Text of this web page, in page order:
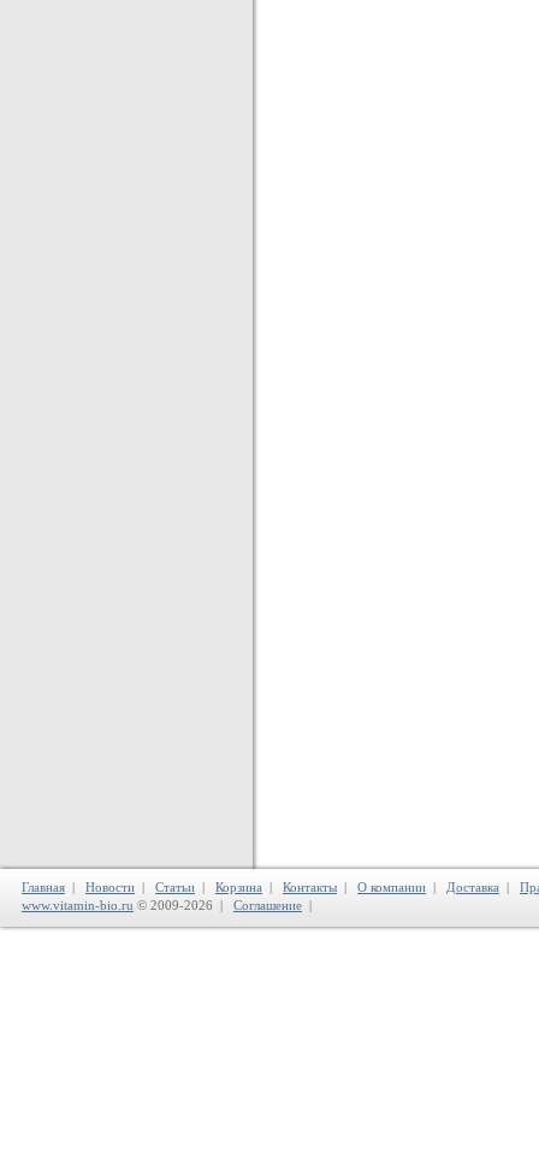
Главная | Новости | Статьи | Корзина | Контакты | О компании | Доставка |
www.vitamin-bio.ru © 2009-2026 | Соглашение |